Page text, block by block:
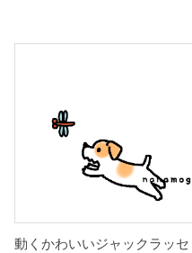
動くかわいいジャックラッセ